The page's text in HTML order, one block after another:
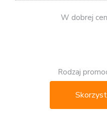
W dobrej
Rodzaj